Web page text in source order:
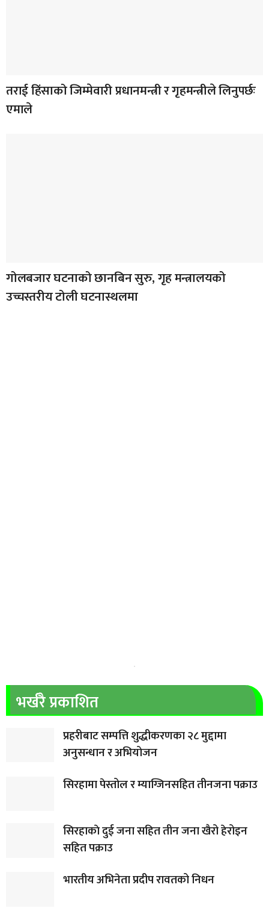
तराई हिंसाको जिम्मेवारी प्रधानमन्त्री र गृहमन्त्रीले लिनुपर्छः
एमाले
गोलबजार घटनाको छानबिन सुरु, गृह मन्त्रालयको
उच्चस्तरीय टोली घटनास्थलमा
भर्खरै प्रकाशित
प्रहरीबाट सम्पत्ति शुद्धीकरणका २८ मुद्दामा
अनुसन्धान र अभियोजन
सिरहामा पेस्तोल र म्याग्जिनसहित तीनजना पक्राउ
सिरहाकाे दुई जना सहित तीन जना खैरो हेरोइन
सहित पक्राउ
भारतीय अभिनेता प्रदीप रावतको निधन